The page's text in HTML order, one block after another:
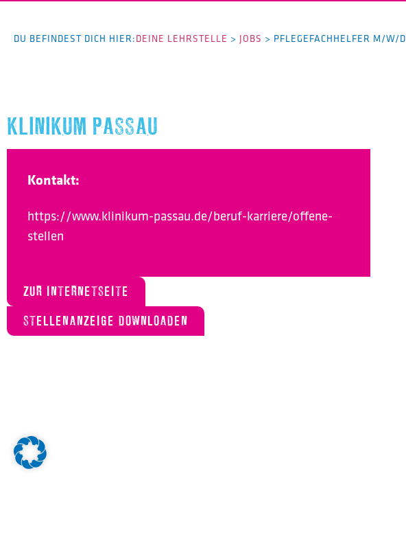
DU BEFINDEST DICH HIER:DEINE LEHRSTELLE > JOBS > PFLEGEFACHHELFER M/W/D
KLINIKUM PASSAU
Kontakt:
https://www.klinikum-passau.de/beruf-karriere/offene-
stellen
ZUR INTERNETSEITE
STELLENANZEIGE DOWNLOADEN